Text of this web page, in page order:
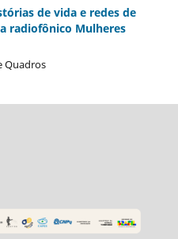
de vida e redes de
radiofônico Mulheres
Quadros